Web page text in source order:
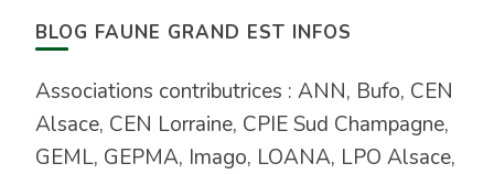
BLOG FAUNE GRAND EST INFOS
Associations contributrices : ANN, Bufo, CEN
Alsace, CEN Lorraine, CPIE Sud Champagne,
GEML, GEPMA, Imago, LOANA, LPO Alsace,